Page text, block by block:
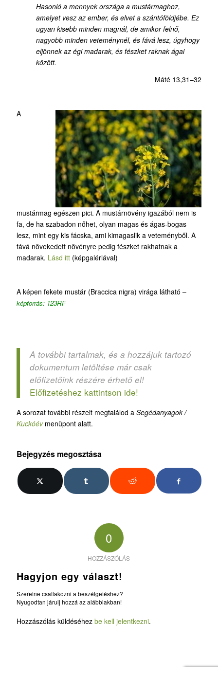
Hasonló a mennyek országa a mustármaghoz,
amelyet vesz az ember, és elvet a szántóföldjébe. Ez
ugyan kisebb minden magnál, de amikor felnő,
nagyobb minden veteménynél, és fává lesz, úgyhogy
eljönnek az égi madarak, és fészket raknak ágai
között.
Máté 13,31–32
A
mustármag egészen pici. A mustárnövény igazából nem is
fa, de ha szabadon nőhet, olyan magas és ágas-bogas
lesz, mint egy kis fácska, ami kimagaslik a veteményből. A
fává növekedett növényre pedig fészket rakhatnak a
madarak. Lásd itt(képgalériával)
A képen fekete mustár (Braccica nigra) virága látható –
képforrás: 123RF
A további tartalmak, és a hozzájuk tartozó
dokumentum letöltése már csak
előfizetőink részére érhető el!
Előfizetéshez kattintson ide!
A sorozat további részeit megtalálod a Segédanyagok /
Kuckóév menüpont alatt.
Bejegyzés megosztása
0
HOZZÁSZÓLÁS
Hagyjon egy választ!
Szeretne csatlakozni a beszélgetéshez?
Nyugodtan járulj hozzá az alábbiakban!
Hozzászólás küldéséhez be kell jelentkezni.